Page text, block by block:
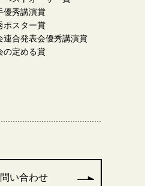
優秀講演賞
ポスター賞
連合発表会優秀講演賞
の定める賞
い合わせ